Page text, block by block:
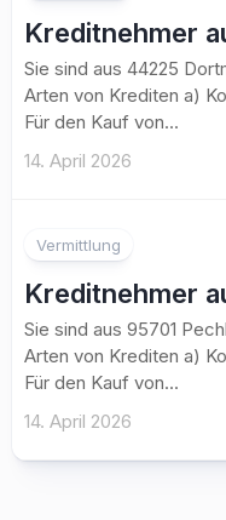
Kreditnehmer
Sie sind aus 44225
Arten von Krediten a)
Für den Kauf von...
14. April 2026
Vermittlung
Kreditnehmer
Sie sind aus 95701
Arten von Krediten a)
Für den Kauf von...
14. April 2026